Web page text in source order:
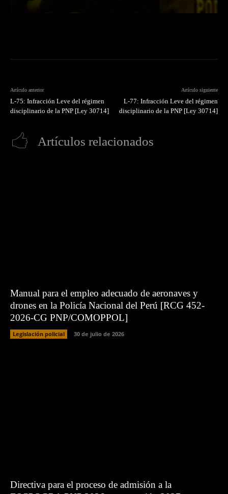
Artículo anterior
L-75: Infracción Leve del régimen
disciplinario de la PNP [Ley 30714]
Artículo siguiente
L-77: Infracción Leve del régimen
disciplinario de la PNP [Ley 30714]
Artículos relacionados
Manual para el empleo adecuado de aeronaves y
drones en la Policía Nacional del Perú [RCG 452-
2026-CG PNP/COMOPPOL]
Legislación policial 30 de julio de 2026
Directiva para el proceso de admisión a la